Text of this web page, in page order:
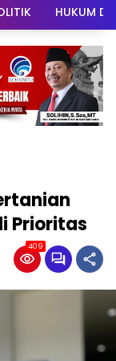
HUKUM
Prioritas
409